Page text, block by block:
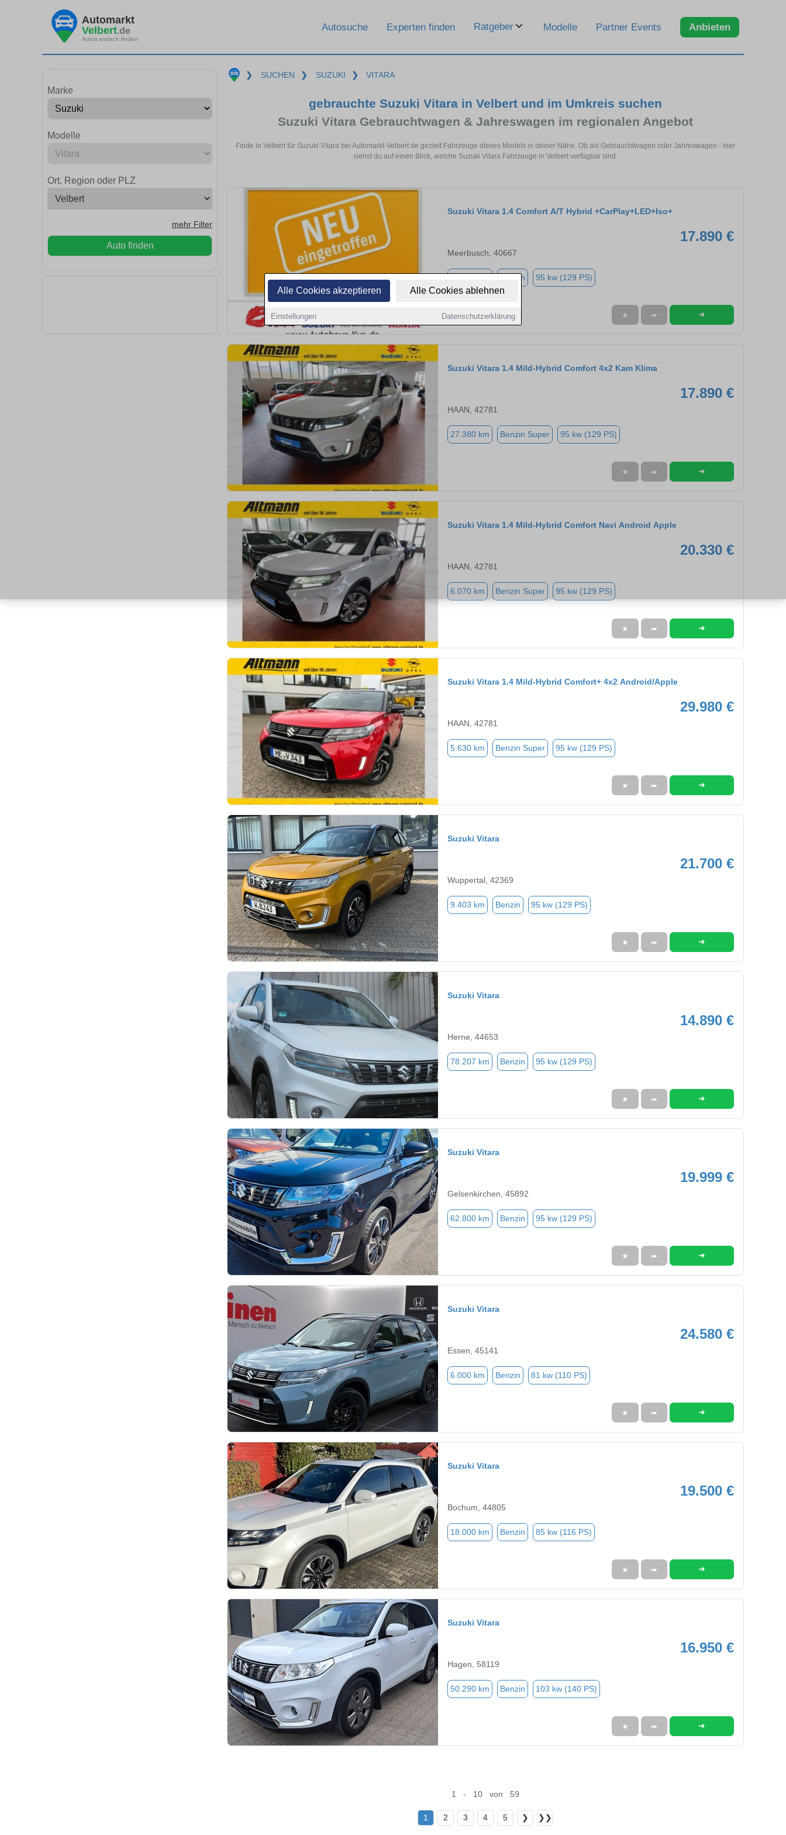
Alle Cookies akzeptieren Alle Cookies ablehnen
Einstellungen Datenschutzerklärung
Automarkt
Velbert.de
Autos einfach finden
Autosuche Experten finden Ratgeber Modelle Partner Events Anbieten
Marke
Modelle
Ort, Region oder PLZ
mehr Filter
Auto finden
❯ SUCHEN ❯ SUZUKI ❯ VITARA
gebrauchte Suzuki Vitara in Velbert und im Umkreis suchen
Suzuki Vitara Gebrauchtwagen & Jahreswagen im regionalen Angebot
Finde in Velbert für Suzuki Vitara bei Automarkt-Velbert.de gezielt Fahrzeuge dieses Models in deiner Nähe. Ob als Gebrauchtwagen oder Jahreswagen - hier
siehst du auf einen Blick, welche Suzuki Vitara Fahrzeuge in Velbert verfügbar sind.
Suzuki Vitara 1.4 Comfort A/T Hybrid +CarPlay+LED+Iso+
17.890 €
Meerbusch, 40667
Benzin 95 kw (129 PS)
★ ➦ ➜
Suzuki Vitara 1.4 Mild-Hybrid Comfort 4x2 Kam Klima
17.890 €
HAAN, 42781
27.380 km Benzin Super 95 kw (129 PS)
★ ➦ ➜
Suzuki Vitara 1.4 Mild-Hybrid Comfort Navi Android Apple
20.330 €
HAAN, 42781
6.070 km Benzin Super 95 kw (129 PS)
★ ➦ ➜
Suzuki Vitara 1.4 Mild-Hybrid Comfort+ 4x2 Android/Apple
29.980 €
HAAN, 42781
5.630 km Benzin Super 95 kw (129 PS)
★ ➦ ➜
Suzuki Vitara
21.700 €
Wuppertal, 42369
9.403 km Benzin 95 kw (129 PS)
★ ➦ ➜
Suzuki Vitara
14.890 €
Herne, 44653
78.207 km Benzin 95 kw (129 PS)
★ ➦ ➜
Suzuki Vitara
19.999 €
Gelsenkirchen, 45892
62.800 km Benzin 95 kw (129 PS)
★ ➦ ➜
Suzuki Vitara
24.580 €
Essen, 45141
6.000 km Benzin 81 kw (110 PS)
★ ➦ ➜
Suzuki Vitara
19.500 €
Bochum, 44805
18.000 km Benzin 85 kw (116 PS)
★ ➦ ➜
Suzuki Vitara
16.950 €
Hagen, 58119
50.290 km Benzin 103 kw (140 PS)
★ ➦ ➜
1 - 10 von 59
1 2 3 4 5 ❯ ❯❯